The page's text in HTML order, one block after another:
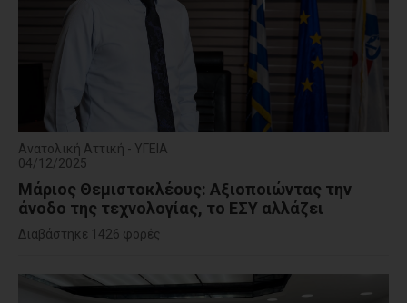
Ανατολική Αττική - ΥΓΕΙΑ
04/12/2025
Μάριος Θεμιστοκλέους: Αξιοποιώντας την
άνοδο της τεχνολογίας, το ΕΣΥ αλλάζει
Διαβάστηκε 1426 φορές